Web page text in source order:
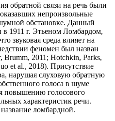
обратной связи на речь были
непроизвольные
обстановке. Данный
1911 г. Этьеном Ломбардом,
звуковая среда влияет на
феномен был назван
2011; Hotchkin, Parks,
et al., 2018). Присутствие
нарушая слуховую обратную
голоса в шуме
повышению голосового
характеристик речи.
ломбардной.